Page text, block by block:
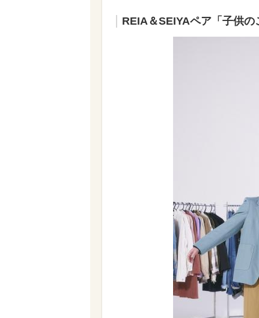
REIA＆SEIYAペア 「子供